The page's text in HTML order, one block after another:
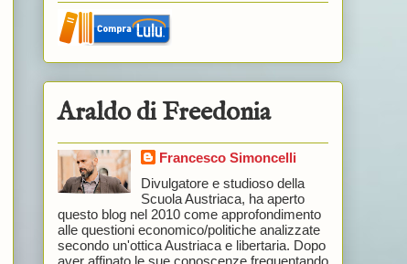
Araldo di Freedonia
Francesco Simoncelli
Divulgatore e studioso della
Scuola Austriaca, ha aperto
questo blog nel 2010 come approfondimento
alle questioni economico/politiche analizzate
secondo un'ottica Austriaca e libertaria. Dopo
aver affinato le sue conoscenze frequentando